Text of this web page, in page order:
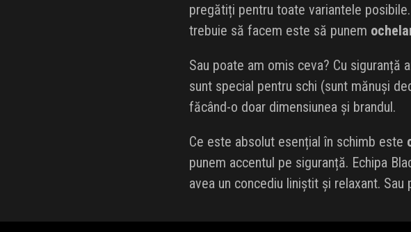
pregătiți pentru toate variantele
trebuie să facem este să punem
Sau poate am omis ceva? Cu siguranță
sunt special pentru schi (sunt mănuși
făcând-o doar dimensiunea și brandul.
Ce este absolut esențial în schimb este
punem accentul pe siguranță. Echipa
avea un concediu liniștit și relaxant.